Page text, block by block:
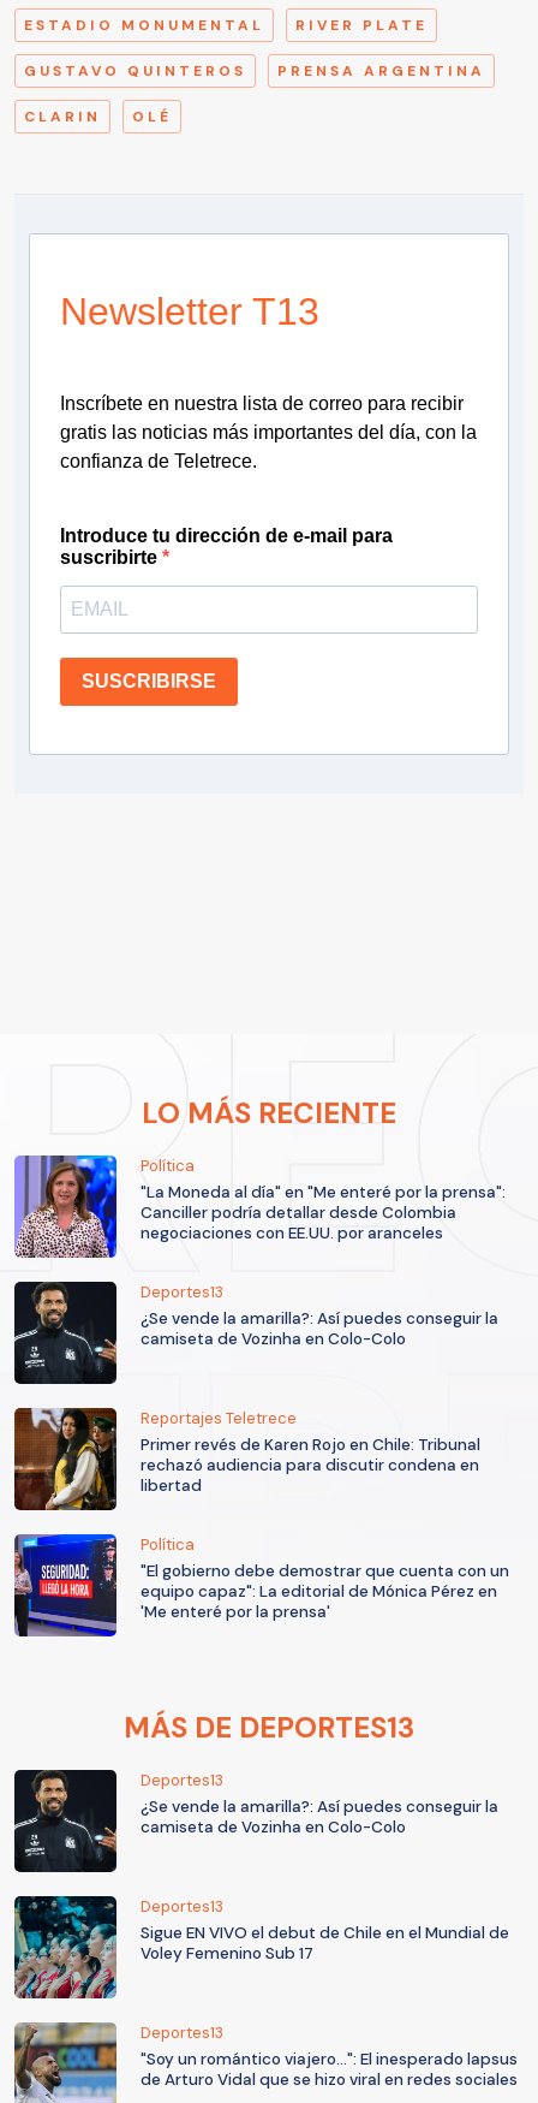
ESTADIO MONUMENTAL RIVER PLATE
GUSTAVO QUINTEROS PRENSA ARGENTINA
CLARIN OLÉ
Newsletter T13
Inscríbete en nuestra lista de correo para recibir
gratis las noticias más importantes del día, con la
confianza de Teletrece.
Introduce tu dirección de e-mail para
suscribirte
SUSCRIBIRSE
LO MÁS RECIENTE
Política
"La Moneda al día" en "Me enteré por la prensa":
Canciller podría detallar desde Colombia
negociaciones con EE.UU. por aranceles
Deportes13
¿Se vende la amarilla?: Así puedes conseguir la
camiseta de Vozinha en Colo-Colo
Reportajes Teletrece
Primer revés de Karen Rojo en Chile: Tribunal
rechazó audiencia para discutir condena en
libertad
Política
"El gobierno debe demostrar que cuenta con un
equipo capaz": La editorial de Mónica Pérez en
'Me enteré por la prensa'
MÁS DE DEPORTES13
Deportes13
¿Se vende la amarilla?: Así puedes conseguir la
camiseta de Vozinha en Colo-Colo
Deportes13
Sigue EN VIVO el debut de Chile en el Mundial de
Voley Femenino Sub 17
Deportes13
"Soy un romántico viajero...": El inesperado lapsus
de Arturo Vidal que se hizo viral en redes sociales